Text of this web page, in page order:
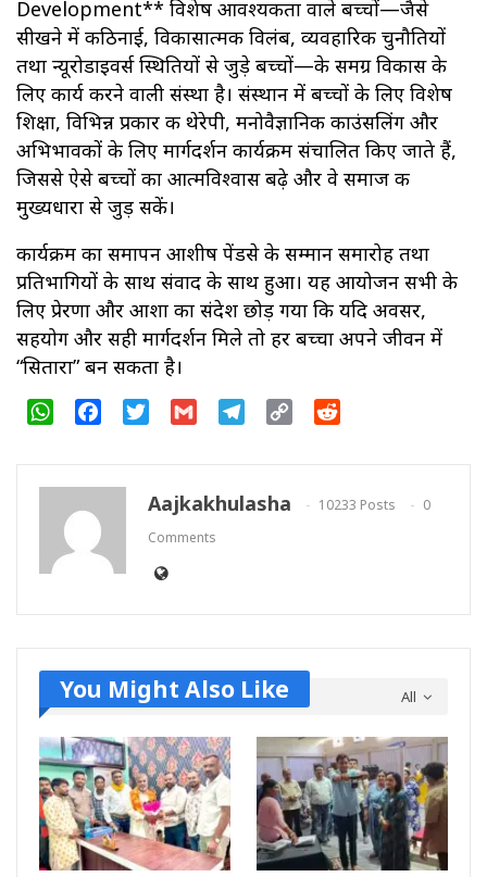
Development** विशेष आवश्यकता वाले बच्चों—जैसे
सीखने में कठिनाई, विकासात्मक विलंब, व्यवहारिक चुनौतियों
तथा न्यूरोडाइवर्स स्थितियों से जुड़े बच्चों—के समग्र विकास के
लिए कार्य करने वाली संस्था है। संस्थान में बच्चों के लिए विशेष
शिक्षा, विभिन्न प्रकार की थेरेपी, मनोवैज्ञानिक काउंसलिंग और
अभिभावकों के लिए मार्गदर्शन कार्यक्रम संचालित किए जाते हैं,
जिससे ऐसे बच्चों का आत्मविश्वास बढ़े और वे समाज की
मुख्यधारा से जुड़ सकें।
कार्यक्रम का समापन आशीष पेंडसे के सम्मान समारोह तथा
प्रतिभागियों के साथ संवाद के साथ हुआ। यह आयोजन सभी के
लिए प्रेरणा और आशा का संदेश छोड़ गया कि यदि अवसर,
सहयोग और सही मार्गदर्शन मिले तो हर बच्चा अपने जीवन में
“सितारा” बन सकता है।
WhatsAppFacebookTwitter Gmail Telegram
Copy
Aajkakhulasha 10233 Posts
0
Comments
All
You Might Also Like